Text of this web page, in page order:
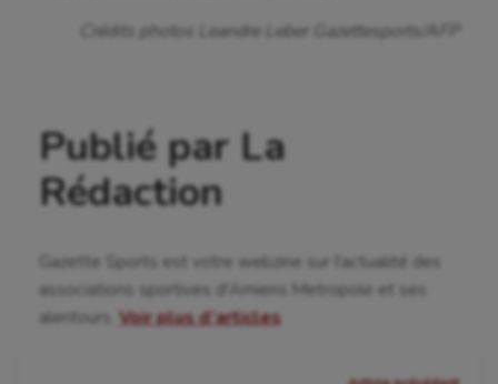
Crédits photos Leandre Leber Gazettesports/AFP
Publié par La
Rédaction
Gazette Sports est votre webzine sur l'actualité des
associations sportives d'Amiens Metropole et ses
alentours. Voir plus d’articles